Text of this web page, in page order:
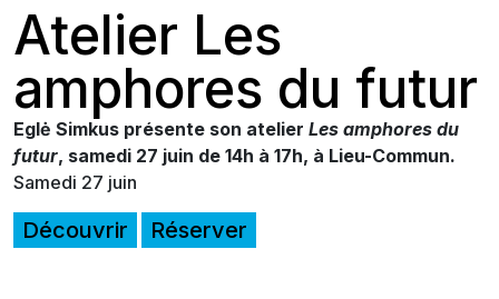
Atelier Les
amphores du futur
Eglė Simkus présente son atelier Les amphores du
futur, samedi 27 juin de 14h à 17h, à Lieu-Commun.
Samedi 27 juin
Découvrir Réserver